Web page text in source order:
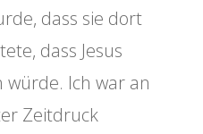
dass sie dort
dass Jesus
Ich war an
Zeitdruck